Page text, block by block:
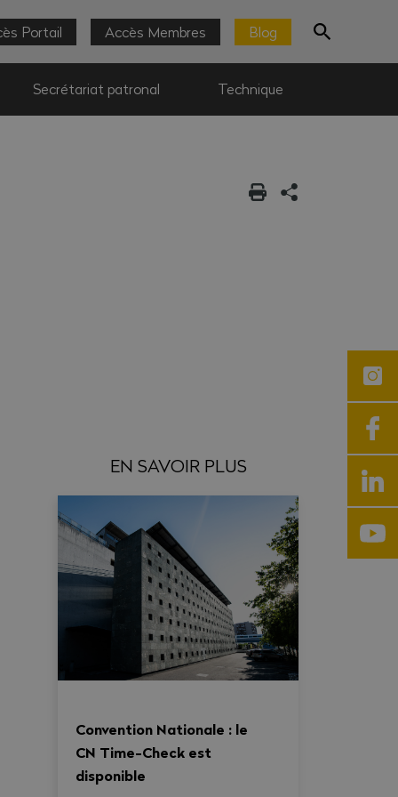
Portail Accès Membres Blog
Secrétariat patronal Technique
EN SAVOIR PLUS
Convention Nationale : le
CN Time-Check est
disponible